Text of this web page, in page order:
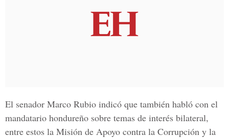
El senador Marco Rubio indicó que también habló con el
mandatario hondureño sobre temas de interés bilateral,
entre estos la Misión de Apoyo contra la Corrupción y la